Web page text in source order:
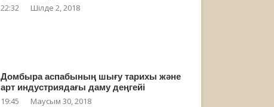
22:32 Шілде 2, 2018
Домбыра аспабының шығу тарихы және
арт индустриядағы даму деңгейі
19:45 Маусым 30, 2018